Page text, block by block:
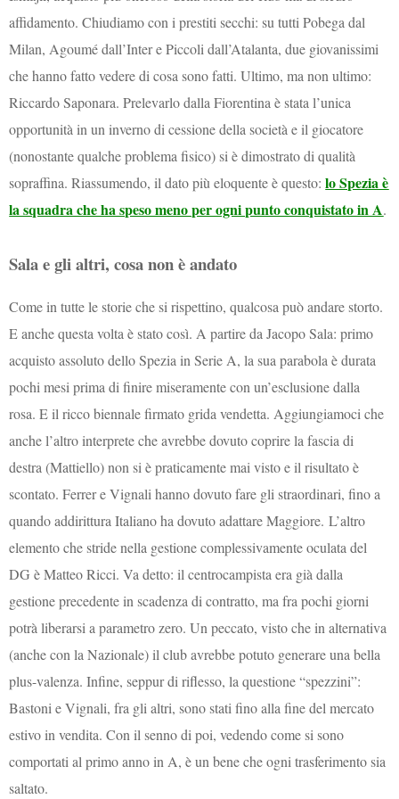
affidamento. Chiudiamo con i prestiti secchi: su tutti Pobega dal
Milan, Agoumé dall’Inter e Piccoli dall’Atalanta, due giovanissimi
che hanno fatto vedere di cosa sono fatti. Ultimo, ma non ultimo:
Riccardo Saponara. Prelevarlo dalla Fiorentina è stata l’unica
opportunità in un inverno di cessione della società e il giocatore
(nonostante qualche problema fisico) si è dimostrato di qualità
sopraffina. Riassumendo, il dato più eloquente è questo:lo Spezia è
la squadra che ha speso meno per ogni punto conquistato in A.
Sala e gli altri, cosa non è andato
Come in tutte le storie che si rispettino, qualcosa può andare storto.
E anche questa volta è stato così. A partire da Jacopo Sala: primo
acquisto assoluto dello Spezia in Serie A, la sua parabola è durata
pochi mesi prima di finire miseramente con un’esclusione dalla
rosa. E il ricco biennale firmato grida vendetta. Aggiungiamoci che
anche l’altro interprete che avrebbe dovuto coprire la fascia di
destra (Mattiello) non si è praticamente mai visto e il risultato è
scontato. Ferrer e Vignali hanno dovuto fare gli straordinari, fino a
quando addirittura Italiano ha dovuto adattare Maggiore.L’altro
elemento che stride nella gestione complessivamente oculata del
DG è Matteo Ricci. Va detto: il centrocampista era già dalla
gestione precedente in scadenza di contratto, ma fra pochi giorni
potrà liberarsi a parametro zero. Un peccato, visto che in alternativa
(anche con la Nazionale) il club avrebbe potuto generare una bella
plus-valenza. Infine, seppur di riflesso, la questione “spezzini”:
Bastoni e Vignali, fra gli altri, sono stati fino alla fine del mercato
estivo in vendita. Con il senno di poi, vedendo come si sono
comportati al primo anno in A, è un bene che ogni trasferimento sia
saltato.